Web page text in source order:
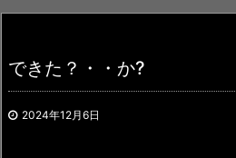
できた？・・か?
2024年12月6日